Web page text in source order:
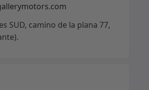
SUD, camino de la plana 77,